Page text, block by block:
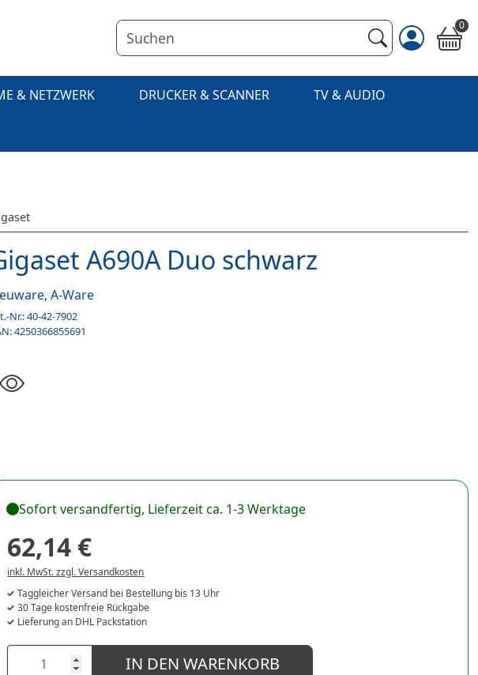
0
& NETZWERK DRUCKER & SCANNER TV & AUDIO
A690A Duo schwarz
A-Ware
Nr.:40-42-7902
4250366855691
Sofort versandfertig, Lieferzeit ca. 1-3 Werktage
62,14 €
inkl. MwSt. zzgl. Versandkosten
Taggleicher Versand bei Bestellung bis 13 Uhr
30 Tage kostenfreie Rückgabe
Lieferung an DHL Packstation
IN DEN WARENKORB